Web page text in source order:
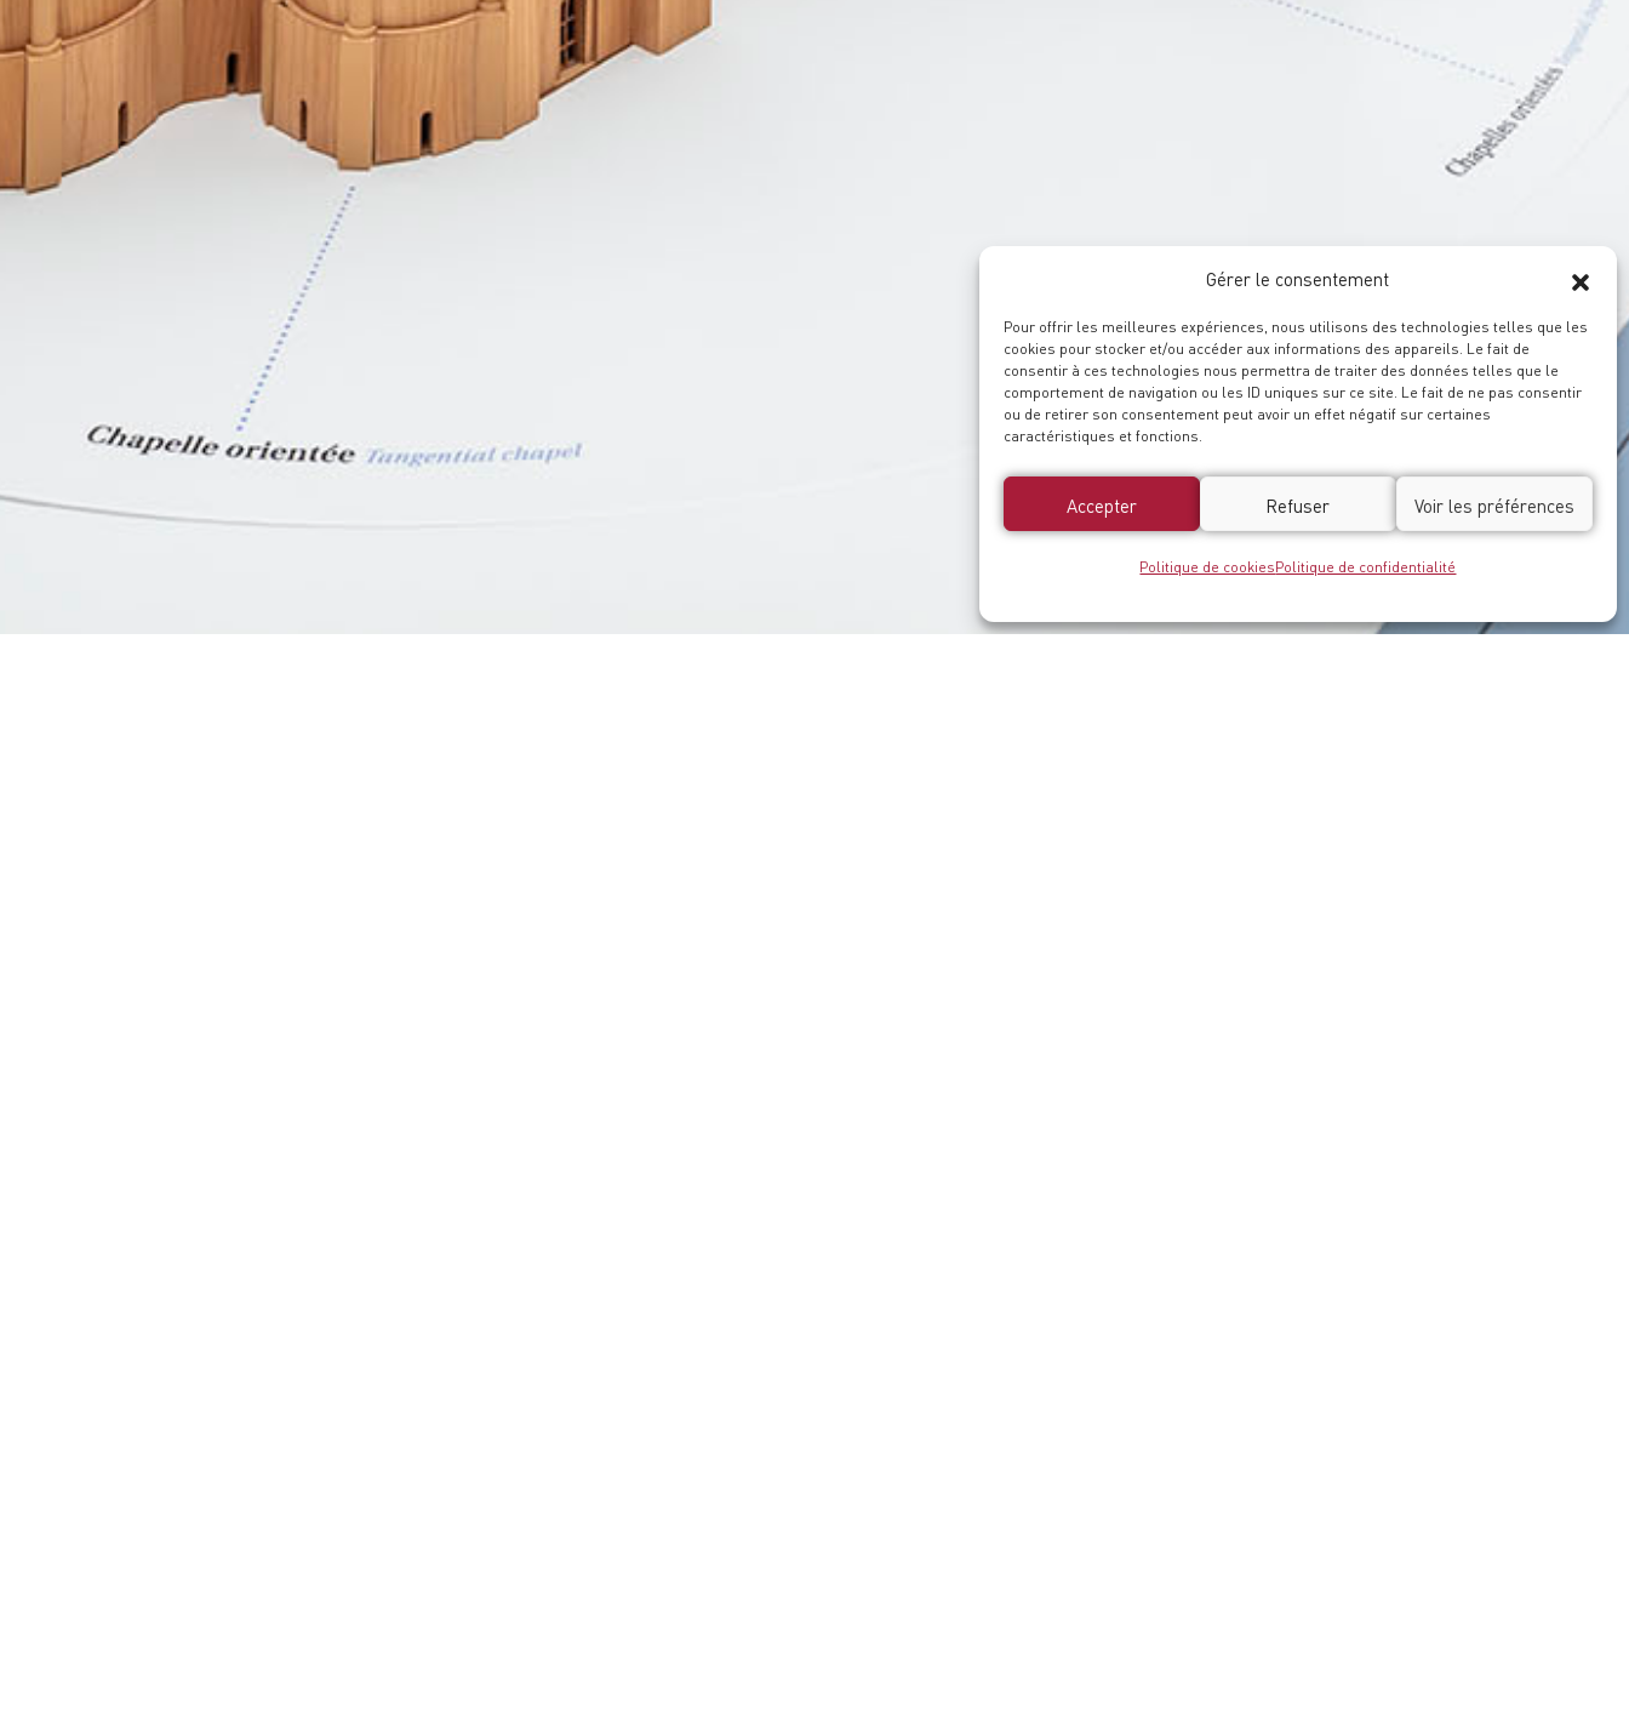
Gérer le consentement
Pour offrir les meilleures expériences, nous utilisons des technologies telles que les
cookies pour stocker et/ou accéder aux informations des appareils. Le fait de
consentir à ces technologies nous permettra de traiter des données telles que le
comportement de navigation ou les ID uniques sur ce site. Le fait de ne pas consentir
ou de retirer son consentement peut avoir un effet négatif sur certaines
caractéristiques et fonctions.
Accepter Refuser Voir les préférences
Politique de cookiesPolitique de confidentialité